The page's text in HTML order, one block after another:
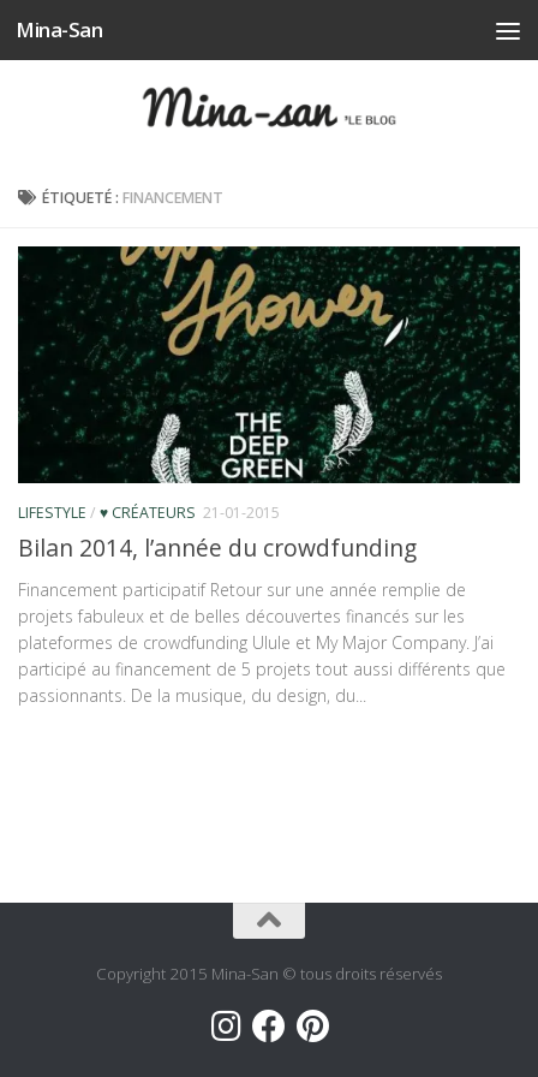
Skip to content
Mina-San
ÉTIQUETÉ :FINANCEMENT
LIFESTYLE / ♥ CRÉATEURS 21-01-2015
Bilan 2014, l’année du crowdfunding
Financement participatif Retour sur une année remplie de
projets fabuleux et de belles découvertes financés sur les
plateformes de crowdfunding Ulule et My Major Company. J’ai
participé au financement de 5 projets tout aussi différents que
passionnants. De la musique, du design, du...
Copyright 2015 Mina-San © tous droits réservés